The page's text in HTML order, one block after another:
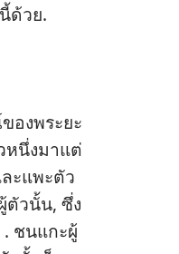
ด้วย.
อง​พระ​ยะ
หนึ่ง​มา​แต่​
ะ​แพะ​ตัว​
ตัว​นั้น, ซึ่ง​
. ชน​แกะ​ผู้​